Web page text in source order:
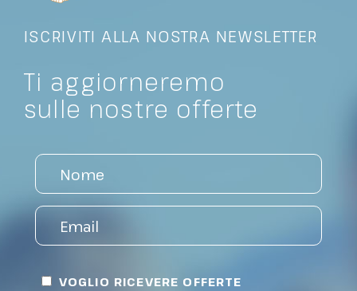
ISCRIVITI ALLA NOSTRA NEWSLETTER
Ti aggiorneremo
sulle nostre offerte
VOGLIO RICEVERE OFFERTE